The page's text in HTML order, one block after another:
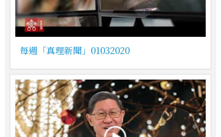
每週「真理新聞」01032020